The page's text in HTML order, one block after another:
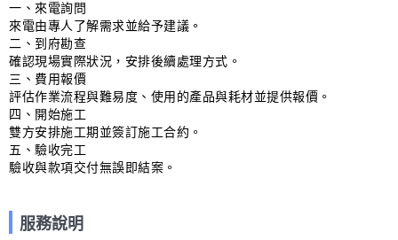
一、來電詢問
來電由專人了解需求並給予建議。
二、到府勘查
確認現場實際狀況，安排後續處理方式。
三、費用報價
評估作業流程與難易度、使用的產品與耗材並提供報價。
四、開始施工
雙方安排施工期並簽訂施工合約。
五、驗收完工
驗收與款項交付無誤即結案。
服務說明